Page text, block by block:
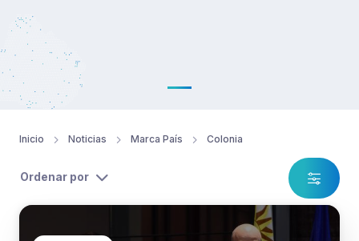
Inicio Noticias Marca País Colonia
Ordenar por